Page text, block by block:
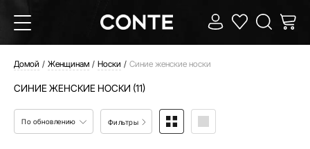
Домой Женщинам Носки Синие женские носки
СИНИЕ ЖЕНСКИЕ НОСКИ (11)
По обновлению Фильтры